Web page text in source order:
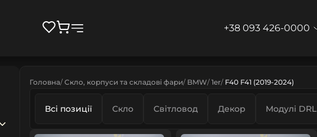
+38 093 426-0000
Головна Скло, корпуси та складові фари BMW 1er F40 F41 (2019-2024)
Всі позиції Скло Світловод Декор Модулі DRL